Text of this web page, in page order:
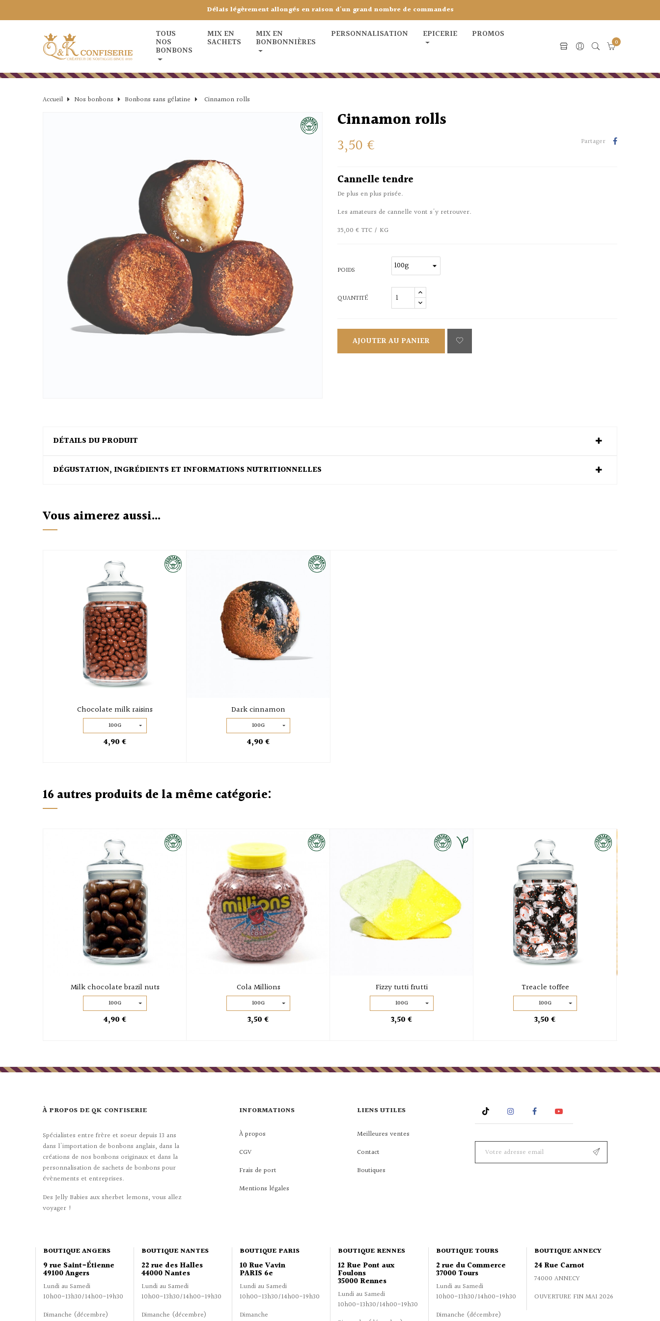
Délais légèrement allongés en raison d'un grand nombre de commandes
TOUS
NOS
BONBONS
MIX EN
SACHETS
MIX EN
BONBONNIÈRES
PERSONNALISATION EPICERIE PROMOS
0
Accueil Nos bonbons Bonbons sans gélatine Cinnamon rolls
Cinnamon rolls
3,50 €
Partager
Cannelle tendre
De plus en plus prisée.
Les amateurs de cannelle vont s'y retrouver.
35,00 € TTC / KG
POIDS
QUANTITÉ
AJOUTER AU PANIER
DÉTAILS DU PRODUIT
DÉGUSTATION, INGRÉDIENTS ET INFORMATIONS NUTRITIONNELLES
Vous aimerez aussi...
Chocolate milk raisins
100G
4,90 €
Dark cinnamon
100G
4,90 €
16 autres produits de la même catégorie:
Milk chocolate brazil nuts
100G
4,90 €
Cola Millions
100G
3,50 €
Fizzy tutti frutti
100G
3,50 €
Treacle toffee
100G
3,50 €
À PROPOS DE QK CONFISERIE
Spécialistes entre frère et soeur depuis 13 ans
dans l'importation de bonbons anglais, dans la
créations de nos bonbons originaux et dans la
personnalisation de sachets de bonbons pour
évènements et entreprises.
Des Jelly Babies aux sherbet lemons, vous allez
voyager !
INFORMATIONS
À propos
CGV
Frais de port
Mentions légales
LIENS UTILES
Meilleures ventes
Contact
Boutiques
Instagram Facebook
BOUTIQUE ANGERS
9 rue Saint-Étienne
49100 Angers
Lundi au Samedi
10h00-13h30/14h00-19h30
Dimanche (décembre)
BOUTIQUE NANTES
22 rue des Halles
44000 Nantes
Lundi au Samedi
10h00-13h30/14h00-19h30
Dimanche (décembre)
BOUTIQUE PARIS
10 Rue Vavin
PARIS 6e
Lundi au Samedi
10h00-13h30/14h00-19h30
Dimanche
BOUTIQUE RENNES
12 Rue Pont aux
Foulons
35000 Rennes
Lundi au Samedi
10h00-13h30/14h00-19h30
BOUTIQUE TOURS
2 rue du Commerce
37000 Tours
Lundi au Samedi
10h00-13h30/14h00-19h30
Dimanche (décembre)
BOUTIQUE ANNECY
24 Rue Carnot
74000 ANNECY
OUVERTURE FIN MAI 2026